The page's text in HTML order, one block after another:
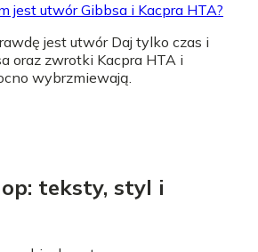
jest utwór Gibbsa i Kacpra HTA?
jest utwór Daj tylko czas i
oraz zwrotki Kacpra HTA i
wybrzmiewają.
teksty, styl i